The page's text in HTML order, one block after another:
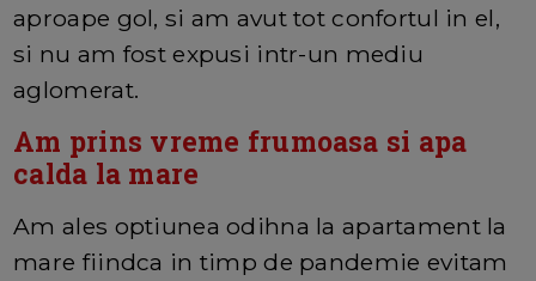
aproape gol, si am avut tot confortul in el,
si nu am fost expusi intr-un mediu
aglomerat.
Am prins vreme frumoasa si apa
calda la mare
Am ales optiunea odihna la apartament la
mare fiindca in timp de pandemie evitam